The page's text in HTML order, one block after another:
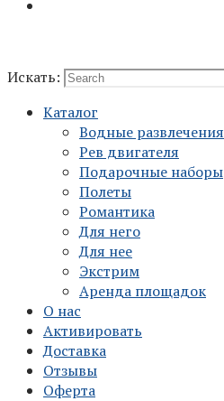
Искать:
Каталог
Водные развлечения
Рев двигателя
Подарочные наборы
Полеты
Романтика
Для него
Для нее
Экстрим
Аренда площадок
О нас
Активировать
Доставка
Отзывы
Оферта